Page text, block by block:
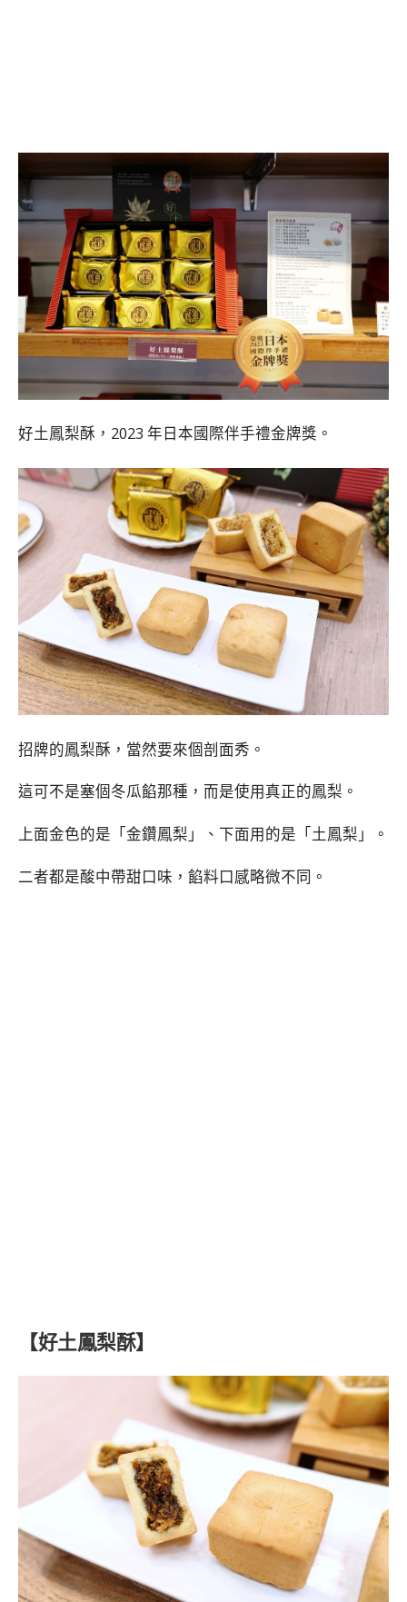
好土鳳梨酥，2023 年日本國際伴手禮金牌獎。
招牌的鳳梨酥，當然要來個剖面秀。
這可不是塞個冬瓜餡那種，而是使用真正的鳳梨。
上面金色的是「金鑽鳳梨」、下面用的是「土鳳梨」。
二者都是酸中帶甜口味，餡料口感略微不同。
【好土鳳梨酥】